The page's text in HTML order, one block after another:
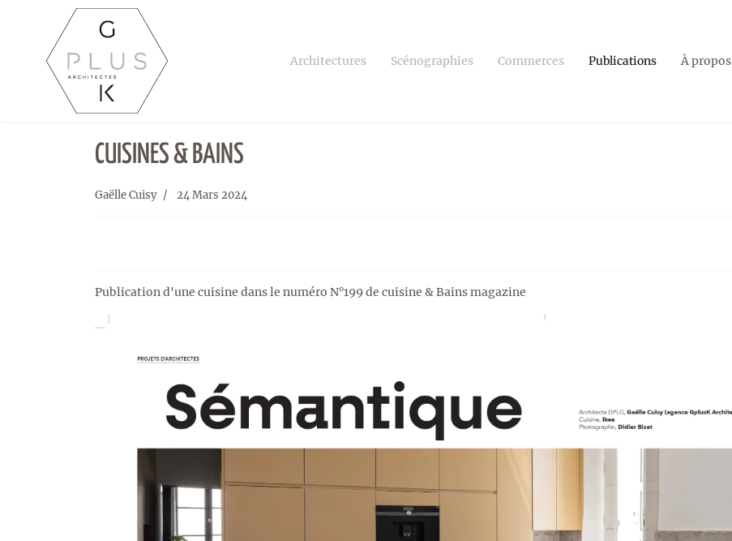
Architectures Scénographies Commerces Publications À propos
CUISINES & BAINS
Gaëlle Cuisy 24 Mars 2024
Publication d'une cuisine dans le numéro N°199 de cuisine & Bains magazine